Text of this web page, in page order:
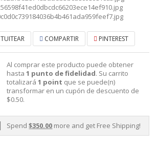
TUITEAR COMPARTIR PINTEREST
Al comprar este producto puede obtener
hasta1 punto de fidelidad. Su carrito
totalizará1 point que se puede(n)
transformar en un cupón de descuento de
$0.50.
Spend$350.00 more and get Free Shipping!